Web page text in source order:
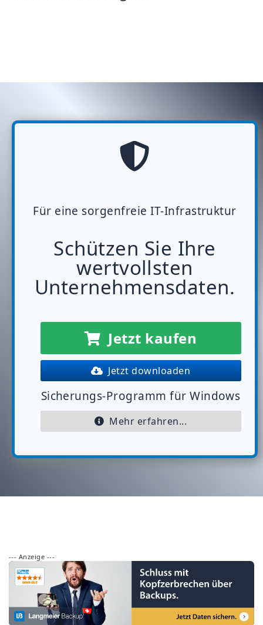
Für eine sorgenfreie IT-Infrastruktur
Schützen Sie Ihre
wertvollsten
Unternehmensdaten.
Jetzt kaufen
Jetzt downloaden
Sicherungs-Programm für Windows
Mehr erfahren...
--- Anzeige ---